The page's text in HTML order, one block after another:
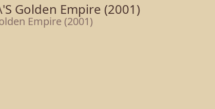
Golden Empire (2001)
Empire (2001)